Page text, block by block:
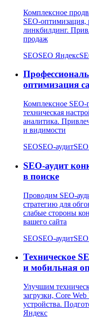
Комплексное
SEO-оптимизация,
линкбилдинг.
продаж
SEOSEO Яндекс
оптимизация
Комплексное SEO-
техническая
аналитика.
и видимости
SEOSEO-аудит
SEO-аудит
в поиске
Проводим SEO-
стратегию для
слабые стороны
вашего сайта
SEOSEO-аудит
Техническое
и мобильная
Улучшим
загрузки, Core
устройства.
Яндекс